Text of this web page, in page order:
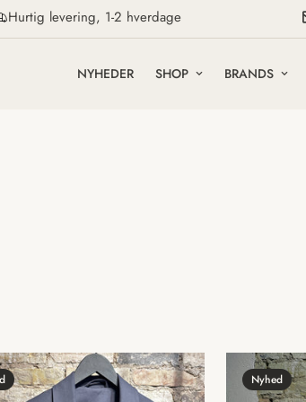
Hurtig levering, 1-2 hverdage
NYHEDER SHOP BRANDS
Nyhed